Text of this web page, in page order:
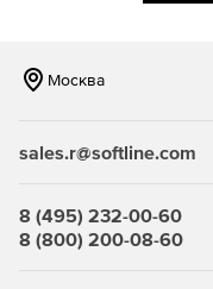
Москва
sales.r@softline.com
8 (495) 232-00-60
8 (800) 200-08-60